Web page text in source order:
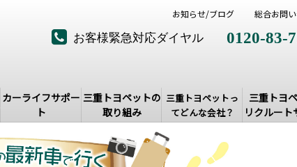
お客様緊急対応ダイヤル 0120-83-
カーライフサポー
ト
三重トヨペットの
取り組み
三重トヨペットっ
てどんな会社？
三重トヨ
リクルート
お知らせ/ブログ 総合お問